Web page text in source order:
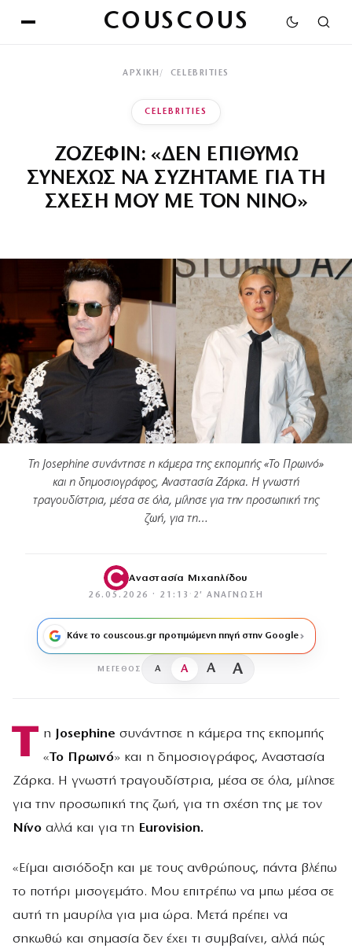
COUSCOUS
ΑΡΧΙΚΉ CELEBRITIES
CELEBRITIES
ΖΟΖΕΦΙΝ: «ΔΕΝ ΕΠΙΘΥΜΩ
ΣΥΝΕΧΩΣ ΝΑ ΣΥΖΗΤΑΜΕ ΓΙΑ ΤΗ
ΣΧΕΣΗ ΜΟΥ ΜΕ ΤΟΝ ΝΙΝΟ»
Τη Josephine συνάντησε η κάμερα της εκπομπής «Το Πρωινό»
και η δημοσιογράφος, Αναστασία Ζάρκα. Η γνωστή
τραγουδίστρια, μέσα σε όλα, μίλησε για την προσωπική της
ζωή, για τη…
Αναστασία Μιχαηλίδου
26.05.2026 · 21:13 · 2′ ΑΝΆΓΝΩΣΗ
Κάνε το couscous.gr προτιμώμενη πηγή στην Google
ΜΈΓΕΘΟΣ A A A A
Τ η Josephine συνάντησε η κάμερα της εκπομπής
«Το Πρωινό» και η δημοσιογράφος, Αναστασία
Ζάρκα. Η γνωστή τραγουδίστρια, μέσα σε όλα, μίλησε
για την προσωπική της ζωή, για τη σχέση της με τον
Νίνο αλλά και για τη Eurovision.
«Είμαι αισιόδοξη και με τους ανθρώπους, πάντα βλέπω
το ποτήρι μισογεμάτο. Μου επιτρέπω να μπω μέσα σε
αυτή τη μαυρίλα για μια ώρα. Μετά πρέπει να
σηκωθώ και σημασία δεν έχει τι συμβαίνει, αλλά πώς